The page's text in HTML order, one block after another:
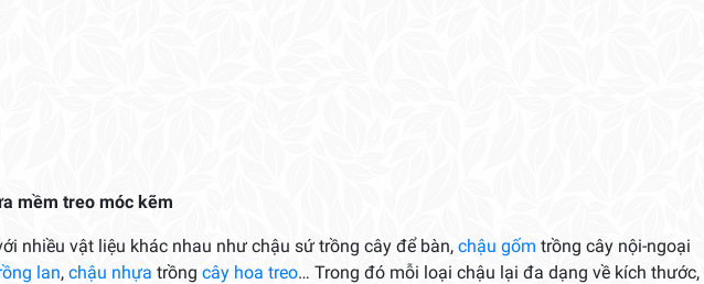
mềm treo móc kẽm
nhiều vật liệu khác nhau như chậu sứ trồng cây để bàn, chậu gốm trồng cây nội-ngoại
lan, chậu nhựa trồng cây hoa treo… Trong đó mỗi loại chậu lại đa dạng về kích thước,